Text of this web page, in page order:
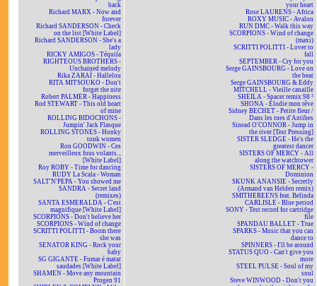
back
Richard MARX - Now and
forever
Richard SANDERSON - Check
on the list [White Label]
Richard SANDERSON - She's a
lady
RICKY AMIGOS - Téquila
RIGHTEOUS BROTHERS -
Unchained melody
Rika ZARAÏ - Hallelou
RITA MITSOUKO - Don't
forget the nite
Robert PALMER - Happiness
Rod STEWART - This old heart
of mine
ROLLING BIDOCHONS -
Jumpin' Jack Flasque
ROLLING STONES - Honky
tonk women
Ron GOODWIN - Ces
merveilleux fous volants...
[White Label]
Roy ROBY - Time for dancing
RUDY La Scala - Woman
SALT'N'PEPA - You showed me
SANDRA - Secret land
(remixes)
SANTA ESMERALDA - C'est
magnifique [White Label]
SCORPIONS - Don't believe her
SCORPIONS - Wind of change
SCRITTI POLITTI - Boom there
she was
SENATOR KING - Rock your
baby
SG GIGANTE - Fumar é matar
saudades [White Label]
SHAMEN - Move any mountain
Progen 91
your heart
Rose LAURENS - Africa
ROXY MUSIC - Avalon
RUN DMC - Walk this way
SCORPIONS - Wind of change
(maxi)
SCRITTI POLITTI - Lover to
fall
SEPTEMBER - Cry for you
Serge GAINSBOURG - Love on
the beat
Serge GAINSBOURG & Eddy
MITCHELL - Vieille canaille
SHEILA - Spacer remix 98 ²
SHONA - Elodie mon rêve
Sidney BECHET - Petite fleur /
Dans les rues d'Antibes
Sinead O'CONNOR - Jump in
the river [Test Pressing]
SISTER SLEDGE - He's the
greatest dancer
SISTERS OF MERCY - All
along the watchtower
SISTERS OF MERCY -
Dominion
SKUNK ANANSIE - Secretly
(Armand van Helden remix)
SMITHEREENS feat. Belinda
CARLISLE - Blue period
SONY - Test record for cartridge
file
SPANDAU BALLET - True
SPARKS - Music that you can
dance to
SPINNERS - I'll be around
STATUS QUO - Can't give you
more
STEEL PULSE - Soul of my
soul
Steve WINWOOD - Don't you